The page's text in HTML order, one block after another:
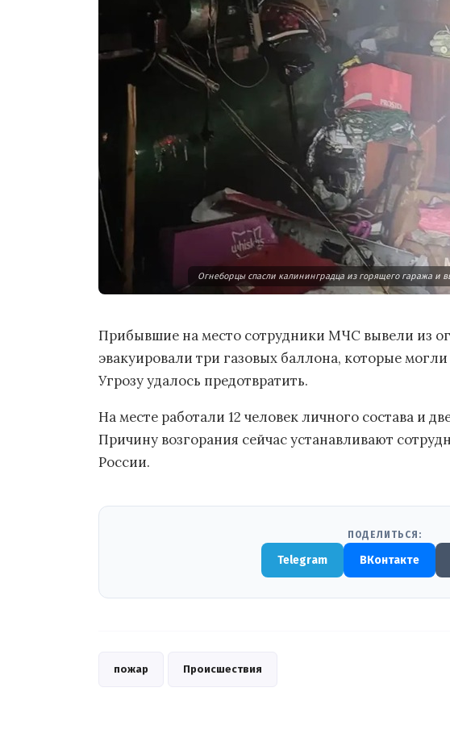
Огнеборцы спасли калининградца из горящего гаража и
Прибывшие на место сотрудники МЧС вывели из
эвакуировали три газовых баллона, которые
Угрозу удалось предотвратить.
На месте работали 12 человек личного состава и
Причину возгорания сейчас устанавливают
России.
ПОДЕЛИТЬСЯ:
Telegram ВКонтакте
пожар Происшествия